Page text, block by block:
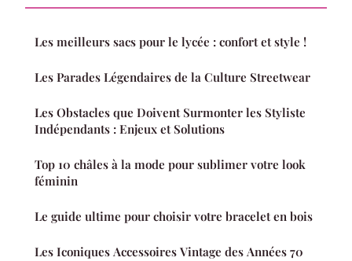
Les meilleurs sacs pour le lycée : confort et style !
Les Parades Légendaires de la Culture Streetwear
Les Obstacles que Doivent Surmonter les Styliste
Indépendants : Enjeux et Solutions
Top 10 châles à la mode pour sublimer votre look
féminin
Le guide ultime pour choisir votre bracelet en bois
Les Iconiques Accessoires Vintage des Années 70